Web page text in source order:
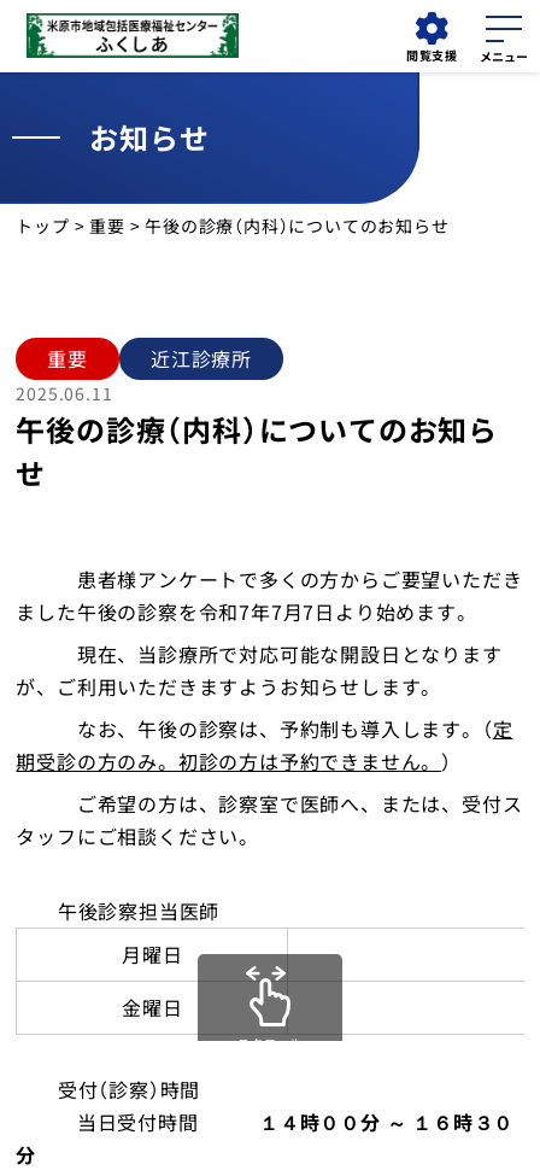
閲覧支援
小児科
外来
担当医表
近江診療所
診療科
地域包括支援センター
米原診療所
各種ご予約
交通・アクセス
採用情報
お問い合わせ
トップ
お知らせ
トップ >重要 > 午後の診療（内科）についてのお知らせ
重要 近江診療所
2025.06.11
午後の診療（内科）についてのお知ら
せ
患者様アンケートで多くの方からご要望いただき
ました午後の診察を令和7年7月7日より始めます。
現在、当診療所で対応可能な開設日となります
が、ご利用いただきますようお知らせします。
なお、午後の診察は、予約制も導入します。（定
期受診の方のみ。初診の方は予約できません。 ）
ご希望の方は、診察室で医師へ、または、受付ス
タッフにご相談ください。
午後診察担当医師
月曜日
金曜日
スクロール
受付（診察）時間
当日受付時間
１４時００分 ～ １６時３０
分